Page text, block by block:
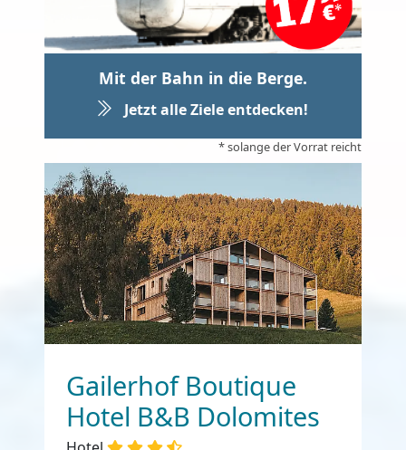
Mit der Bahn in die Berge.
Jetzt alle Ziele entdecken!
* solange der Vorrat reicht
Gailerhof Boutique
Hotel B&B Dolomites